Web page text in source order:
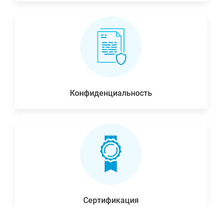
Конфиденциальность
Сертификация